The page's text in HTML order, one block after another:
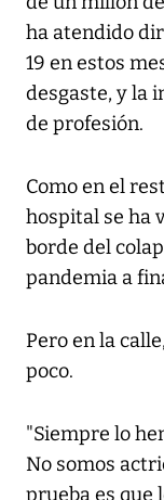
ha atendido
19 en estos
desgaste, y la
de profesión.
Como en el
hospital se ha
borde del
pandemia a
Pero en la
poco.
"Siempre lo
No somos
prueba es que